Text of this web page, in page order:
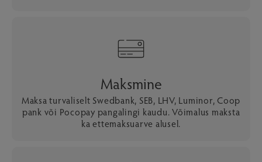
Maksmine
Maksa turvaliselt Swedbank, SEB, LHV, Luminor, Coop
pank või Pocopay pangalingi kaudu. Võimalus maksta
ka ettemaksuarve alusel.